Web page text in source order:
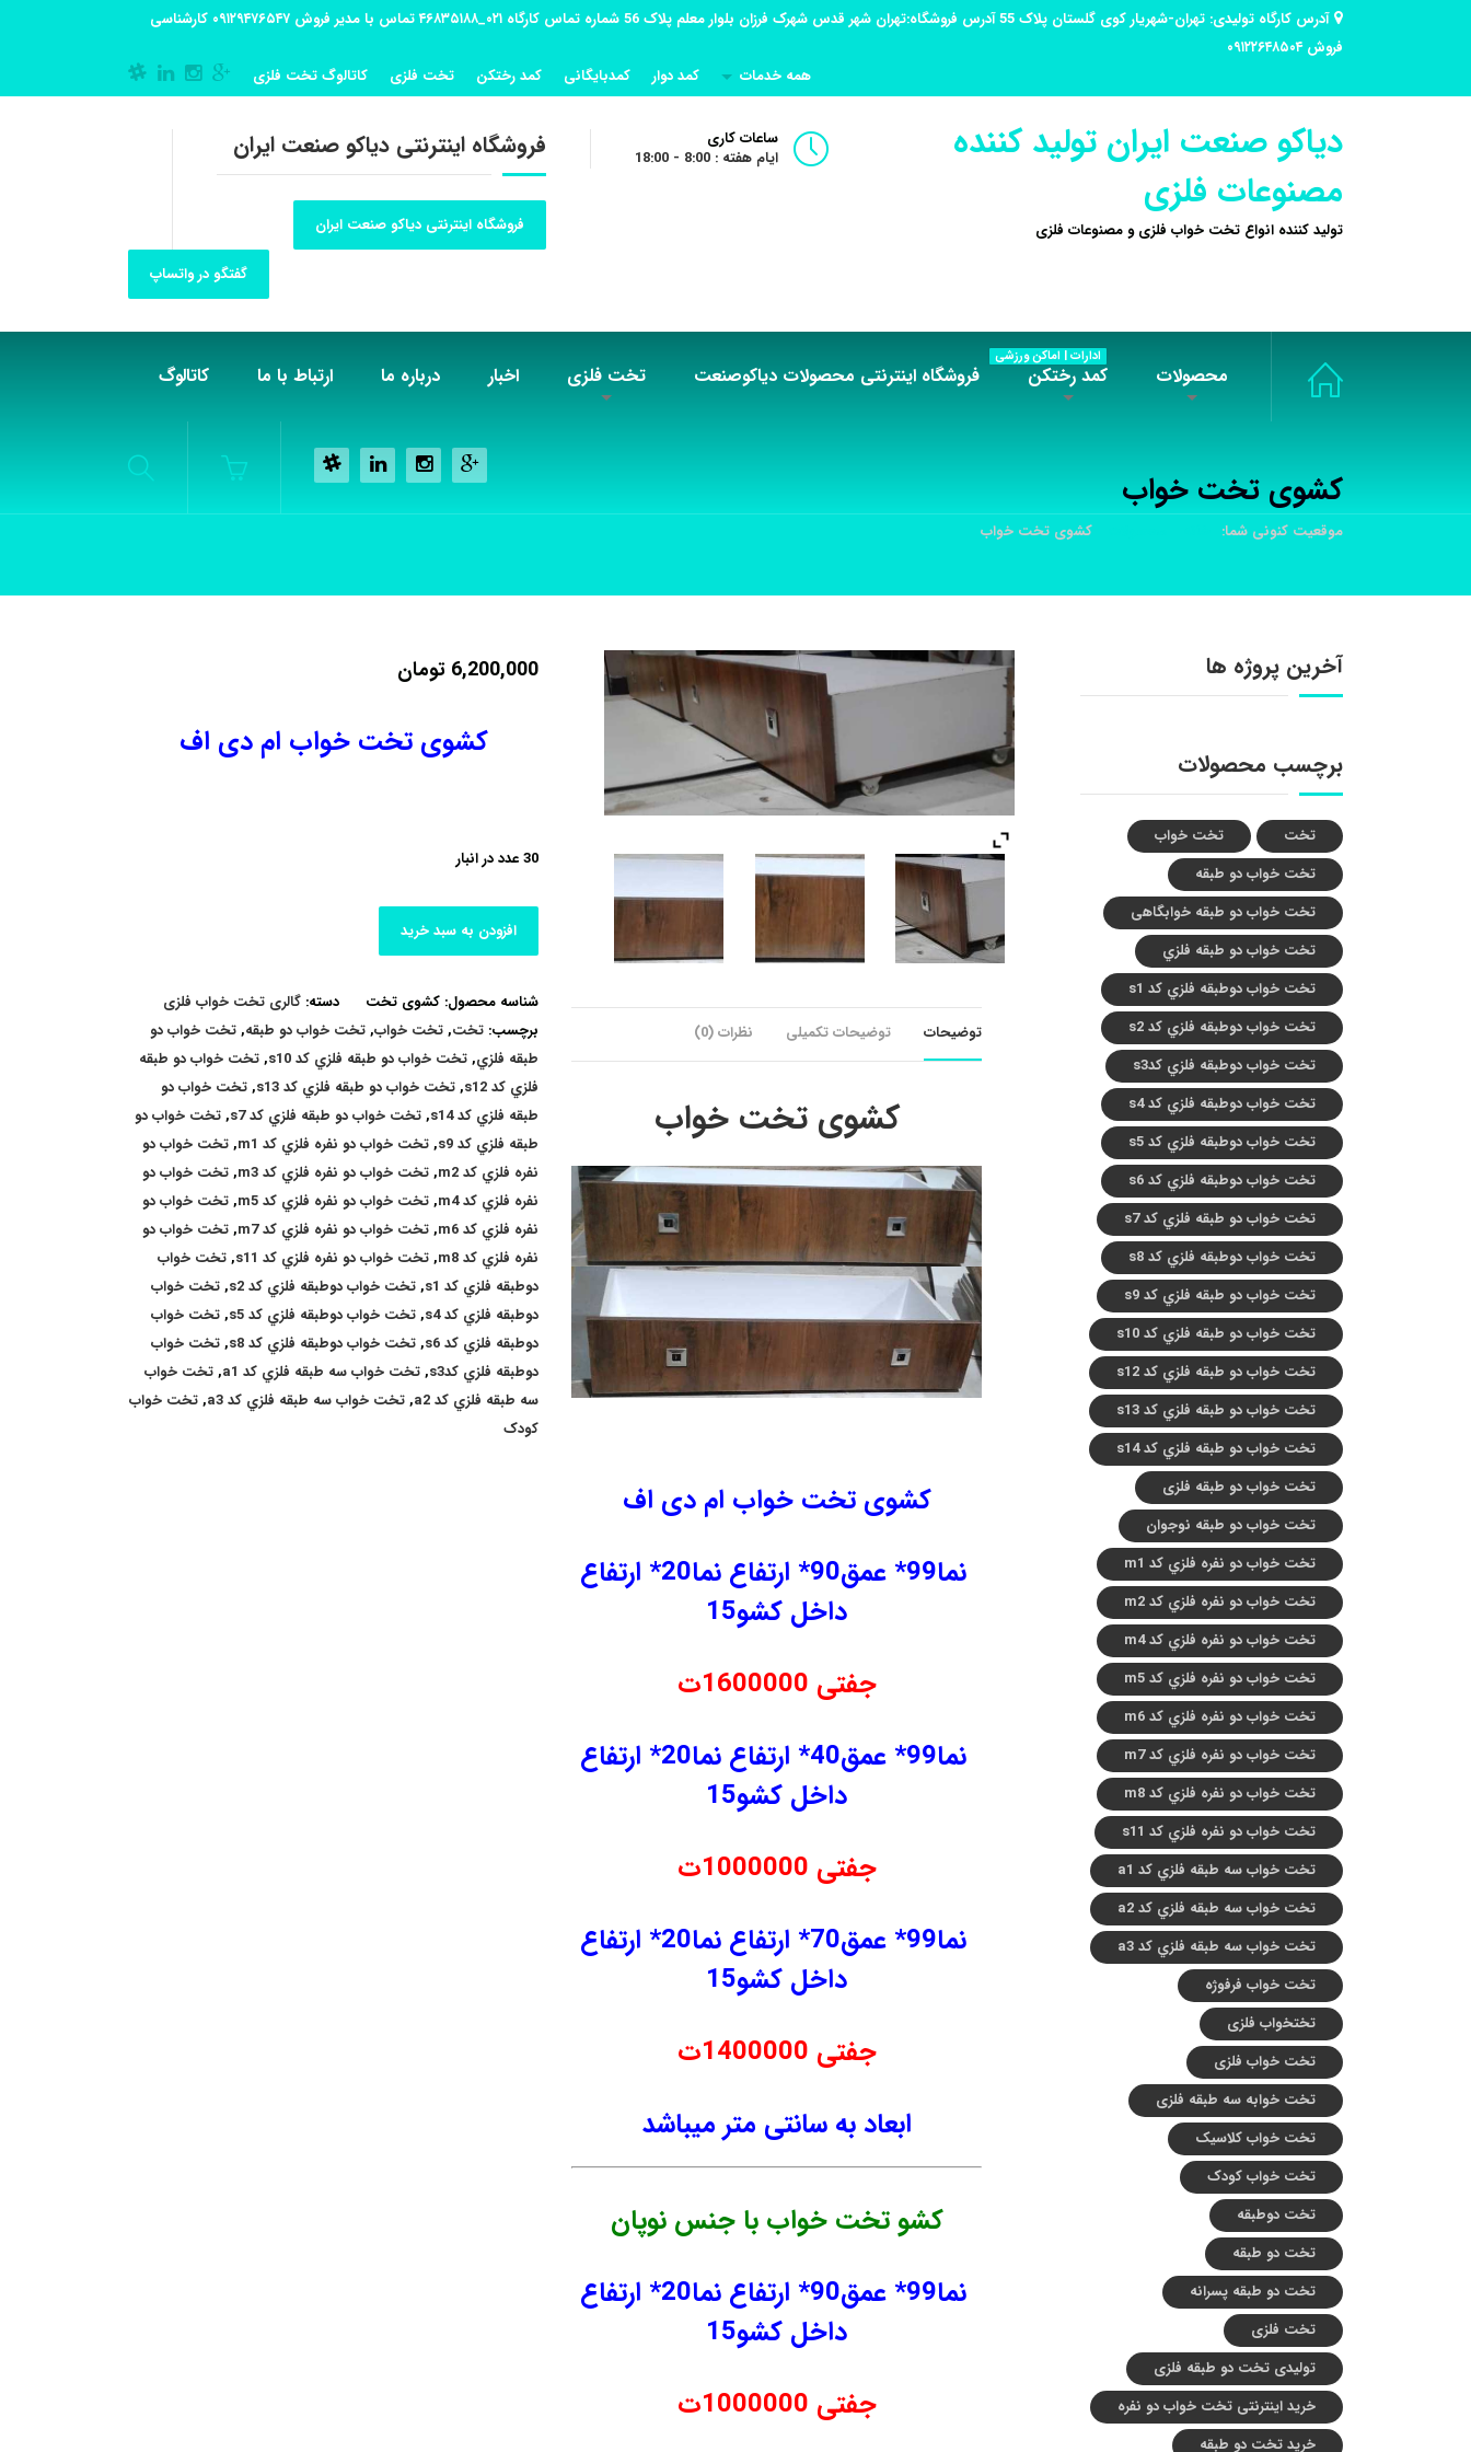
آدرس کارگاه تولیدی: تهران-شهریار کوی گلستان پلاک 55 آدرس فروشگاه:تهران شهر قدس شهرک فرزان بلوار معلم پلاک 56 شماره تماس کارگاه ۰۲۱_۴۶۸۳۵۱۸۸ تماس با مدیر فروش ۰۹۱۲۹۴۷۶۵۴۷ کارشناسی
فروش ۰۹۱۲۲۶۴۸۵۰۴
همه خدمات
کمد دوار کمدبایگانی کمد رختکن تخت فلزی کاتالوگ تخت فلزی
دیاکو صنعت ایران تولید کننده
مصنوعات فلزی
تولید کننده انواع تخت خواب فلزی و مصنوعات فلزی
ساعات کاری
ایام هفته : 8:00 - 18:00
فروشگاه اینترنتی دیاکو صنعت ایران
فروشگاه اینترنتی دیاکو صنعت ایران
گفتگو در واتساپ
محصولات کمد رختکن
ادارات | اماکن ورزشی
فروشگاه اینترنتی محصولات دیاکوصنعت تخت فلزی اخبار درباره ما ارتباط با ما کاتالوگ
کشوی تخت خواب
موقعیت کنونی شما: کشوی تخت خواب
6,200,000 تومان
کشوی تخت خواب ام دی اف
30 عدد در انبار
افزودن به سبد خرید
شناسه محصول: کشوی تخت دسته: گالری تخت خواب فلزی
برچسب: تخت,تخت خواب,تخت خواب دو طبقه,تخت خواب دو
طبقه فلزي,تخت خواب دو طبقه فلزي کد s10 ,تخت خواب دو طبقه
فلزي کد s12
,تخت خواب دو طبقه فلزي کد s13 ,تخت خواب دو
طبقه فلزي کد s14
,تخت خواب دو طبقه فلزي کد s7 ,تخت خواب دو
طبقه فلزي کد s9
,تخت خواب دو نفره فلزي کد m1 ,تخت خواب دو
نفره فلزي کد m2
,تخت خواب دو نفره فلزي کد m3 ,تخت خواب دو
نفره فلزي کد m4
,تخت خواب دو نفره فلزي کد m5 ,تخت خواب دو
نفره فلزي کد m6
,تخت خواب دو نفره فلزي کد m7 ,تخت خواب دو
نفره فلزي کد m8
,تخت خواب دو نفره فلزي کد s11 ,تخت خواب
دوطبقه فلزي کد s1
,تخت خواب دوطبقه فلزي کد s2 ,تخت خواب
دوطبقه فلزي کد s4
,تخت خواب دوطبقه فلزي کد s5 ,تخت خواب
دوطبقه فلزي کد s6
,تخت خواب دوطبقه فلزي کد s8 ,تخت خواب
دوطبقه فلزي کدs3
,تخت خواب سه طبقه فلزي کد a1 ,تخت خواب
سه طبقه فلزي کد a2
,تخت خواب سه طبقه فلزي کد a3 ,تخت خواب
کودک
توضیحات توضیحات تکمیلی نظرات (0)
کشوی تخت خواب
کشوی تخت خواب ام دی اف
نما99* عمق90* ارتفاع نما20* ارتفاع
داخل کشو15
جفتی 1600000ت
نما99* عمق40* ارتفاع نما20* ارتفاع
داخل کشو15
جفتی 1000000ت
نما99* عمق70* ارتفاع نما20* ارتفاع
داخل کشو15
جفتی 1400000ت
ابعاد به سانتی متر میباشد
کشو تخت خواب با جنس نوپان
نما99* عمق90* ارتفاع نما20* ارتفاع
داخل کشو15
جفتی 1000000ت
آخرین پروژه ها
برچسب محصولات
تخت
تخت خواب
تخت خواب دو طبقه
تخت خواب دو طبقه خوابگاهی
تخت خواب دو طبقه فلزي
تخت خواب دوطبقه فلزي کد s1
تخت خواب دوطبقه فلزي کد s2
تخت خواب دوطبقه فلزي کدs3
تخت خواب دوطبقه فلزي کد s4
تخت خواب دوطبقه فلزي کد s5
تخت خواب دوطبقه فلزي کد s6
تخت خواب دو طبقه فلزي کد s7
تخت خواب دوطبقه فلزي کد s8
تخت خواب دو طبقه فلزي کد s9
تخت خواب دو طبقه فلزي کد s10
تخت خواب دو طبقه فلزي کد s12
تخت خواب دو طبقه فلزي کد s13
تخت خواب دو طبقه فلزي کد s14
تخت خواب دو طبقه فلزی
تخت خواب دو طبقه نوجوان
تخت خواب دو نفره فلزي کد m1
تخت خواب دو نفره فلزي کد m2
تخت خواب دو نفره فلزي کد m4
تخت خواب دو نفره فلزي کد m5
تخت خواب دو نفره فلزي کد m6
تخت خواب دو نفره فلزي کد m7
تخت خواب دو نفره فلزي کد m8
تخت خواب دو نفره فلزي کد s11
تخت خواب سه طبقه فلزي کد a1
تخت خواب سه طبقه فلزي کد a2
تخت خواب سه طبقه فلزي کد a3
تخت خواب فرفوژه
تختخواب فلزی
تخت خواب فلزی
تخت خوابه سه طبقه فلزی
تخت خواب کلاسیک
تخت خواب کودک
تخت دوطبقه
تخت دو طبقه
تخت دو طبقه پسرانه
تخت فلزی
تولیدی تخت دو طبقه فلزی
خرید اینترنتی تخت خواب دو نفره
خرید تخت دو طبقه